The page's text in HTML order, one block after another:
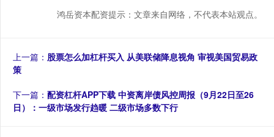
鸿岳资本配资提示：文章来自网络，不代表本站观点。
上一篇： 股票怎么加杠杆买入 从美联储降息视角 审视美国贸易政
策
下一篇： 配资杠杆APP下载 中资离岸债风控周报（9月22日至26
日）：一级市场发行趋暖 二级市场多数下行